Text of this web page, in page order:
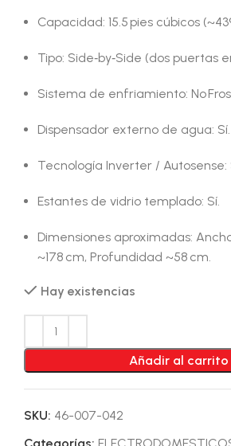
Capacidad: 15.5 pies cúbicos
Tipo: Side‑by‑Side (dos puertas
Sistema de enfriamiento: No
Dispensador externo de agua: Sí.
Tecnología Inverter / Autosense:
Estantes de vidrio templado: Sí.
Dimensiones aproximadas:
~178 cm, Profundidad ~58 cm.
Hay existencias
Añadir al carrito
SKU: 46-007-042